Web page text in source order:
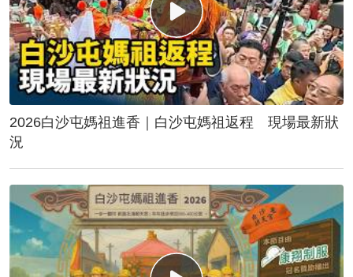
2026白沙屯媽祖進香｜白沙屯媽祖返程 現場最新狀
況